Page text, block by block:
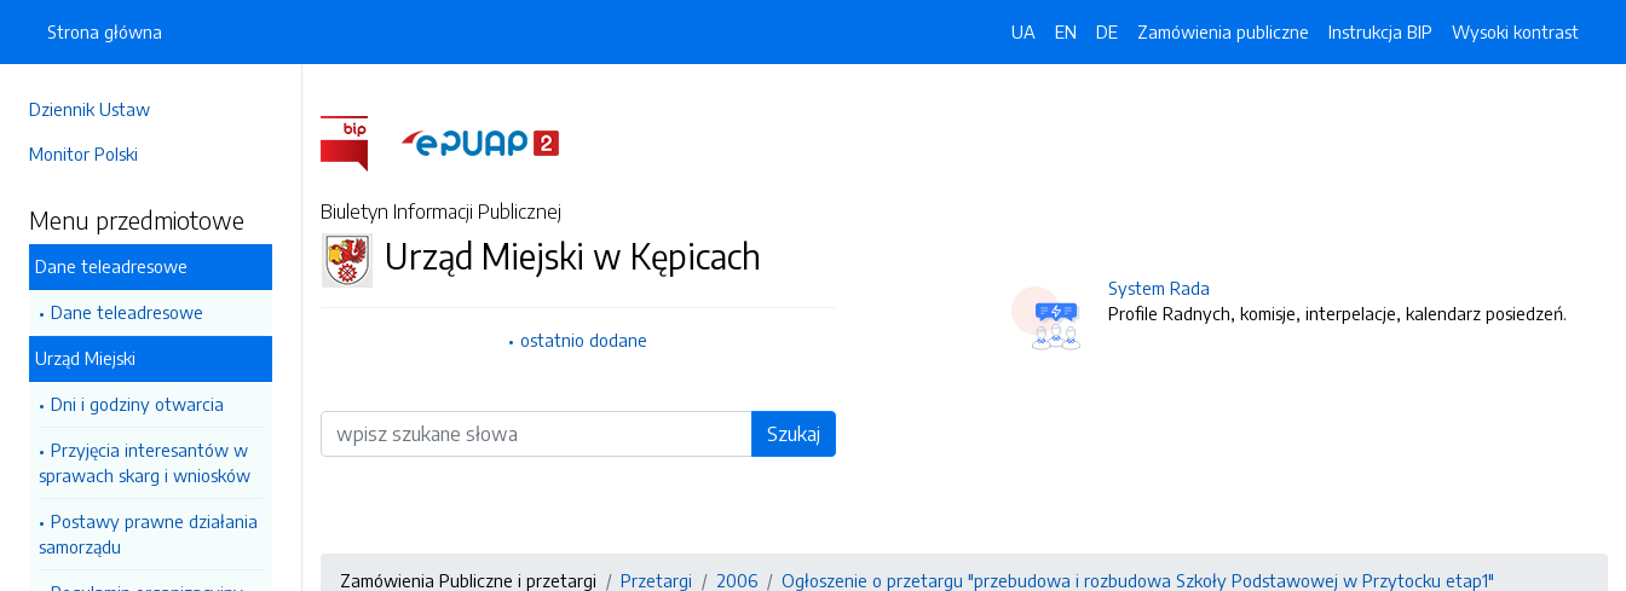
Dziennik Ustaw
Monitor Polski
Menu przedmiotowe
Dane teleadresowe
Dane teleadresowe
Urząd Miejski
Dni i godziny otwarcia
Przyjęcia interesantów w
sprawach skarg i wniosków
Postawy prawne działania
samorządu
Strona główna UA EN DE Zamówienia publiczne Instrukcja BIP Wysoki kontrast
Biuletyn Informacji Publicznej
Urząd Miejski w Kępicach
ostatnio dodane
Wyszukiwarka Szukaj
System Rada
Profile Radnych, komisje, interpelacje, kalendarz posiedzeń.
Zamówienia Publiczne i przetargi Przetargi 2006 Ogłoszenie o przetargu "przebudowa i rozbudowa Szkoły Podstawowej w Przytocku etap1"